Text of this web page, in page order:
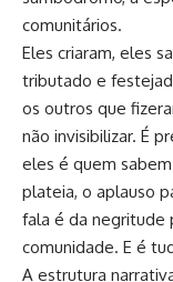
comunitários.
Eles criaram, eles
tributado e
os outros que
não invisibilizar. É
eles é quem
plateia, o aplauso
fala é da negritude
comunidade. E é
A estrutura